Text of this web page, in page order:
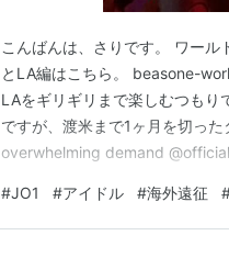
こんばんは、さりです。 ワー
とLA編はこちら。 beasone-
LAをギリギリまで楽しむつも
ですが、渡米まで1ヶ月を切っ
overwhelming demand
#JO1 #アイドル #海外遠征